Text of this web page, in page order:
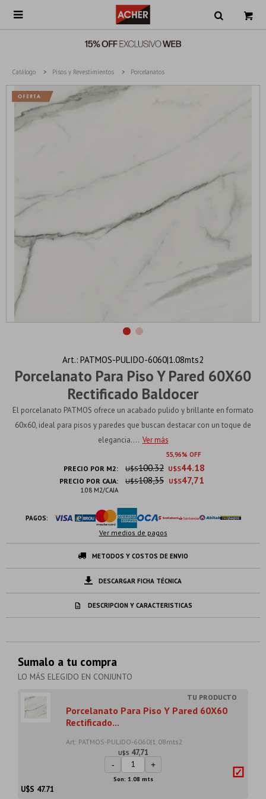

Catálogo Pisos y Revestimientos Porcelanatos
Porcelanato Para Piso Y Pared 60X60
Rectificado Baldocer
PATMOS-PULIDO-6060|1.08mts2
El porcelanato PATMOS ofrece un acabado pulido y brillante en formato
60x60, ideal para pisos y paredes que buscan destacar con un toque de
elegancia.... Ver más
55 96
PRECIO POR M2: U$S44.18
U$S100.32
PRECIO POR CAJA:
1.08 M2/CAJA
U$S47,71
U$S108,35
PAGOS:
Ver medios de pagos
METODOS Y COSTOS DE ENVIO
DESCARGAR FICHA TÉCNICA
DESCRIPCION Y CARACTERISTICAS
Sumalo a tu compra
LO MÁS ELEGIDO EN CONJUNTO
Porcelanato Para Piso Y Pared 60X60
Rectificado...
Art: PATMOS-PULIDO-6060|1.08mts2
U$S 47,71
- +
Son: 1.08 mts
U$S 47.71